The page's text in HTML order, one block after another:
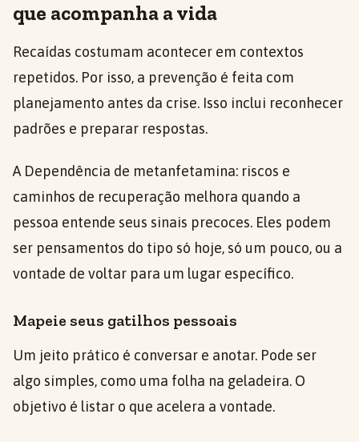
que acompanha a vida
Recaídas costumam acontecer em contextos
repetidos. Por isso, a prevenção é feita com
planejamento antes da crise. Isso inclui reconhecer
padrões e preparar respostas.
A Dependência de metanfetamina: riscos e
caminhos de recuperação melhora quando a
pessoa entende seus sinais precoces. Eles podem
ser pensamentos do tipo só hoje, só um pouco, ou a
vontade de voltar para um lugar específico.
Mapeie seus gatilhos pessoais
Um jeito prático é conversar e anotar. Pode ser
algo simples, como uma folha na geladeira. O
objetivo é listar o que acelera a vontade.